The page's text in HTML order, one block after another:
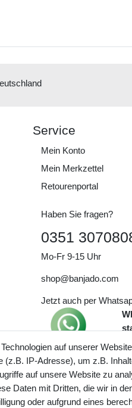
Service
Mein Konto
Mein Merkzettel
Retourenportal
Haben Sie fragen?
0351
Mo-Fr 9-15 Uhr
shop@banjado.com
Jetzt auch per
Preisangaben inkl.
zzgl. Service- und
auf unserer
(z.B. IP-Adresse), um z.B.
auf unsere Website zu
Daten mit Dritten, die wir in
oder aufgrund eines